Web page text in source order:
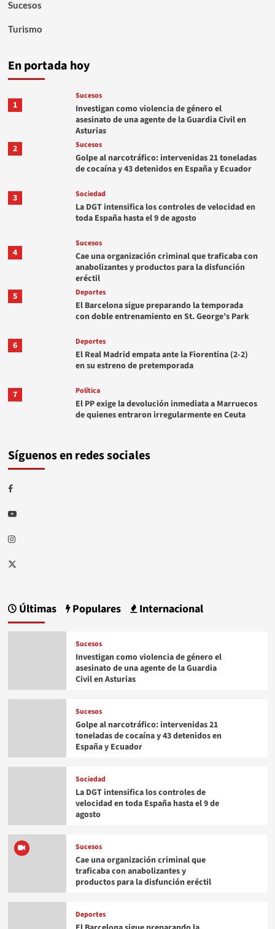
Sucesos
Turismo
En portada hoy
1
Sucesos
Investigan como violencia de género el
asesinato de una agente de la Guardia Civil en
Asturias
2
Sucesos
Golpe al narcotráfico: intervenidas 21 toneladas
de cocaína y 43 detenidos en España y Ecuador
3 Sociedad
La DGT intensifica los controles de velocidad en
toda España hasta el 9 de agosto
4
Sucesos
Cae una organización criminal que traficaba con
anabolizantes y productos para la disfunción
eréctil
5
Deportes
El Barcelona sigue preparando la temporada
con doble entrenamiento en St. George’s Park
6 Deportes
El Real Madrid empata ante la Fiorentina (2-2)
en su estreno de pretemporada
7 Política
El PP exige la devolución inmediata a Marruecos
de quienes entraron irregularmente en Ceuta
Síguenos en redes sociales
Facebook
Youtube
Instagram
Twitter
Últimas Populares Internacional
Sucesos
Investigan como violencia de género el
asesinato de una agente de la Guardia
Civil en Asturias
Sucesos
Golpe al narcotráfico: intervenidas 21
toneladas de cocaína y 43 detenidos en
España y Ecuador
Sociedad
La DGT intensifica los controles de
velocidad en toda España hasta el 9 de
agosto
Sucesos
Cae una organización criminal que
traficaba con anabolizantes y
productos para la disfunción eréctil
Deportes